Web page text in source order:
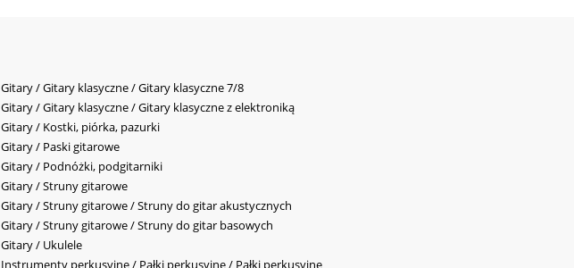
Gitary / Gitary klasyczne / Gitary klasyczne 7/8
Gitary / Gitary klasyczne / Gitary klasyczne z elektroniką
Gitary / Kostki, piórka, pazurki
Gitary / Paski gitarowe
Gitary / Podnóżki, podgitarniki
Gitary / Struny gitarowe
Gitary / Struny gitarowe / Struny do gitar akustycznych
Gitary / Struny gitarowe / Struny do gitar basowych
Gitary / Ukulele
Instrumenty perkusyjne / Pałki perkusyjne / Pałki perkusyjne